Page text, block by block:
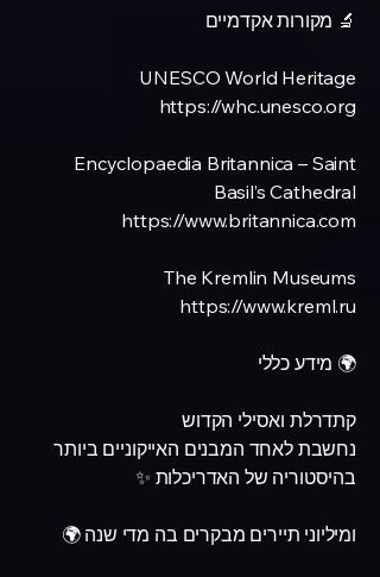
🔬 מקורות אקדמיים
UNESCO World Heritage
https://whc.unesco.org
Encyclopaedia Britannica – Saint
Basil’s Cathedral
https://www.britannica.com
The Kremlin Museums
https://www.kreml.ru
🌍 מידע כללי
קתדרלת ואסילי הקדוש
נחשבת לאחד המבנים האייקוניים ביותר
בהיסטוריה של האדריכלות ✨
ומיליוני תיירים מבקרים בה מדי שנה 🌍